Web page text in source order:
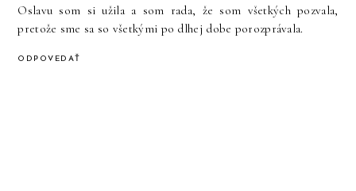
Oslavu som si užila a som rada, že som všetkých pozvala,
pretože sme sa so všetkými po dlhej dobe porozprávala.
ODPOVEDAŤ